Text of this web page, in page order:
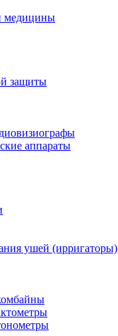
медицины
защиты
аппараты
ушей (ирригаторы)